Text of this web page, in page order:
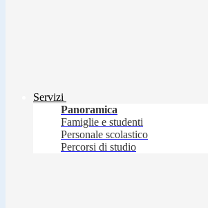
Servizi
Panoramica
Famiglie e studenti
Personale scolastico
Percorsi di studio